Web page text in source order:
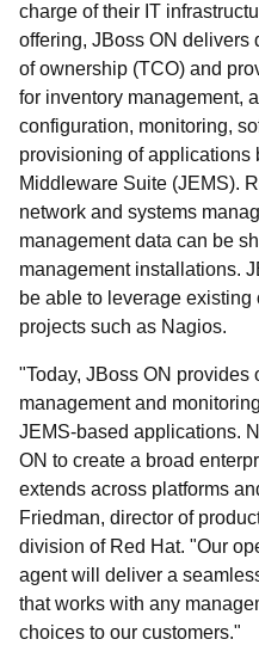
charge of their IT
offering, JBoss ON delivers
of ownership (TCO) and
for inventory management,
configuration, monitoring,
provisioning of applications
Middleware Suite (JEMS).
network and systems
management data can be
management installations.
be able to leverage
projects such as Nagios.
"Today, JBoss ON provides
management and
JEMS-based applications.
ON to create a broad
extends across platforms
Friedman, director of
division of Red Hat. "Our
agent will deliver a
that works with any
choices to our customers."